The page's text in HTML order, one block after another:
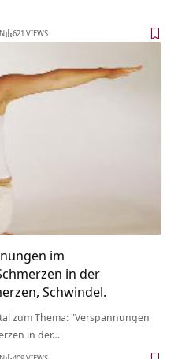
621 VIEWS
im
in der
Schwindel.
zum Thema: "Verspannungen
in der…